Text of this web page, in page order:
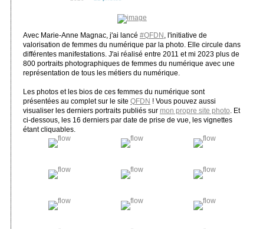
Avec Marie-Anne Magnac, j'ai lancé #QFDN
, l'initiative de
valorisation de femmes du numérique par la photo. Elle circule dans
différentes manifestations. J'ai réalisé entre 2011 et mi 2023 plus de
800 portraits photographiques de femmes du numérique avec une
représentation de tous les métiers du numérique.
Les photos et les bios de ces femmes du numérique sont
présentées au complet sur le site QFDN ! Vous pouvez aussi
visualiser les derniers portraits publiés sur mon propre site photo . Et
ci-dessous, les 16 derniers par date de prise de vue, les vignettes
étant cliquables.